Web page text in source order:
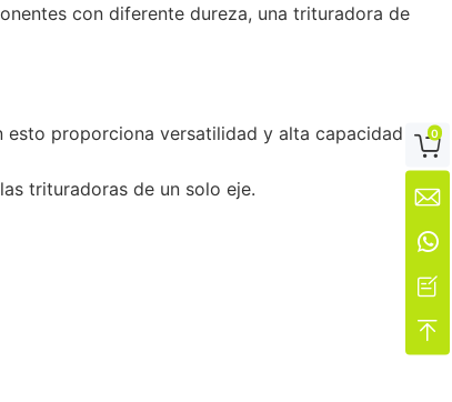
con diferente dureza, una trituradora de
esto proporciona versatilidad y alta capacidad de
trituradoras de un solo eje.

0



